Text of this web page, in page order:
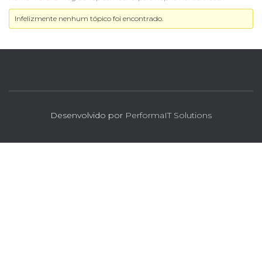
Infelizmente nenhum tópico foi encontrado.
Desenvolvido por PerformaIT Solutions